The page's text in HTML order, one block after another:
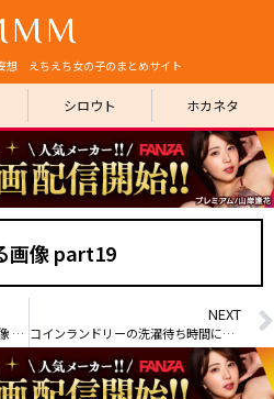
想 えちえち女の子のまとめサイト
シロウト ホカネタ
画像 part19
隣国系のタイトスカートのエロ画像 part2
NEXT
コインランドリーの洗濯待ち時間にヤらせてくれる子が4人いた件